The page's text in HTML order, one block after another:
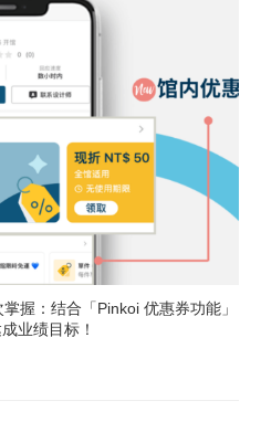
握：结合「Pinkoi 优惠券功能」
业绩目标！